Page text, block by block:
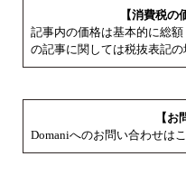
【消費税の
記事内の価格は基本的に総
の記事に関しては税抜表記の
【お
Domaniへのお問い合わせは